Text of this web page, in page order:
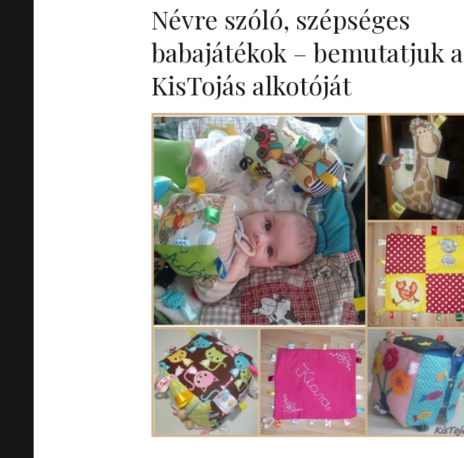
Névre szóló, szépséges
babajátékok – bemutatjuk a
KisTojás alkotóját